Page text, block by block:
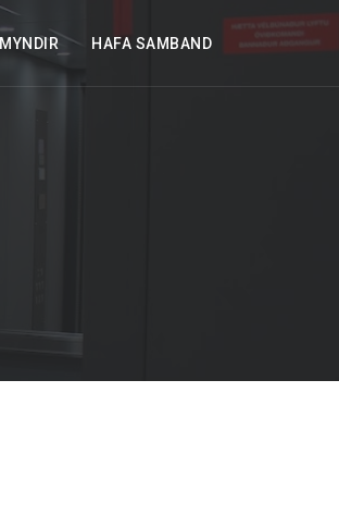
MYNDIR HAFA SAMBAND